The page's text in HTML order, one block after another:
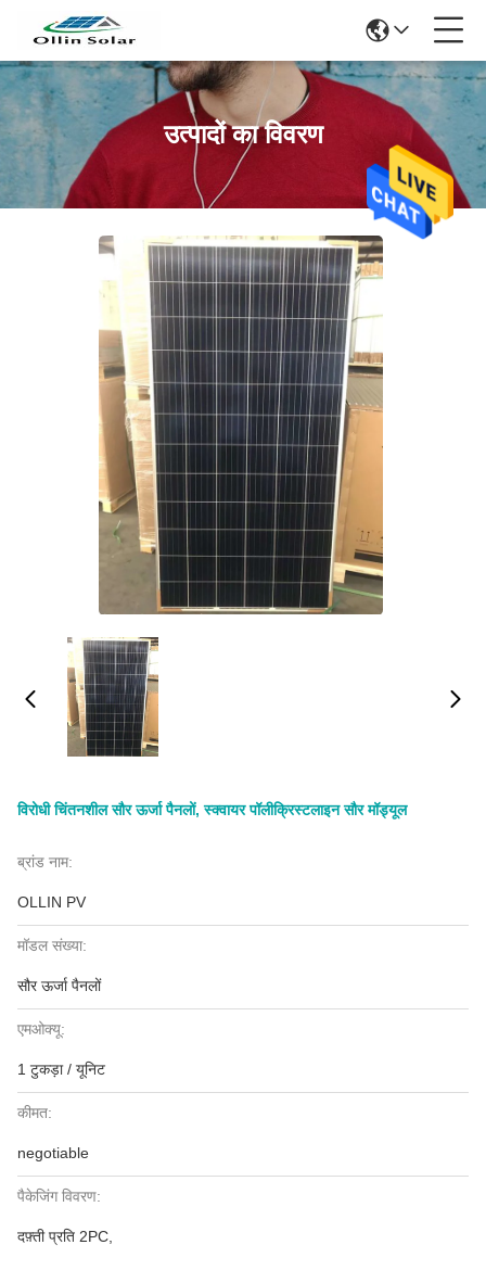
उत्पादों का विवरण
विरोधी चिंतनशील सौर ऊर्जा पैनलों, स्क्वायर पॉलीक्रिस्टलाइन सौर मॉड्यूल
ब्रांड नाम:
OLLIN PV
मॉडल संख्या:
सौर ऊर्जा पैनलों
एमओक्यू:
1 टुकड़ा / यूनिट
कीमत:
negotiable
पैकेजिंग विवरण:
दफ़्ती प्रति 2PC,